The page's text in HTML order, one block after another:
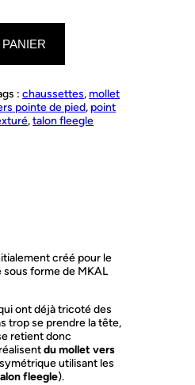
:chaussettes, mollet
pointe de pied, point
, talon fleegle
créé pour le
sous forme de MKAL
ont déjà tricoté des
trop se prendre la tête,
retient donc
du mollet vers
utilisant les
fleegle).